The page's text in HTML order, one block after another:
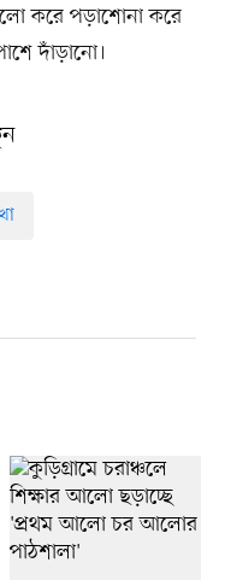
করে পড়াশোনা করে
দাঁড়ানো।